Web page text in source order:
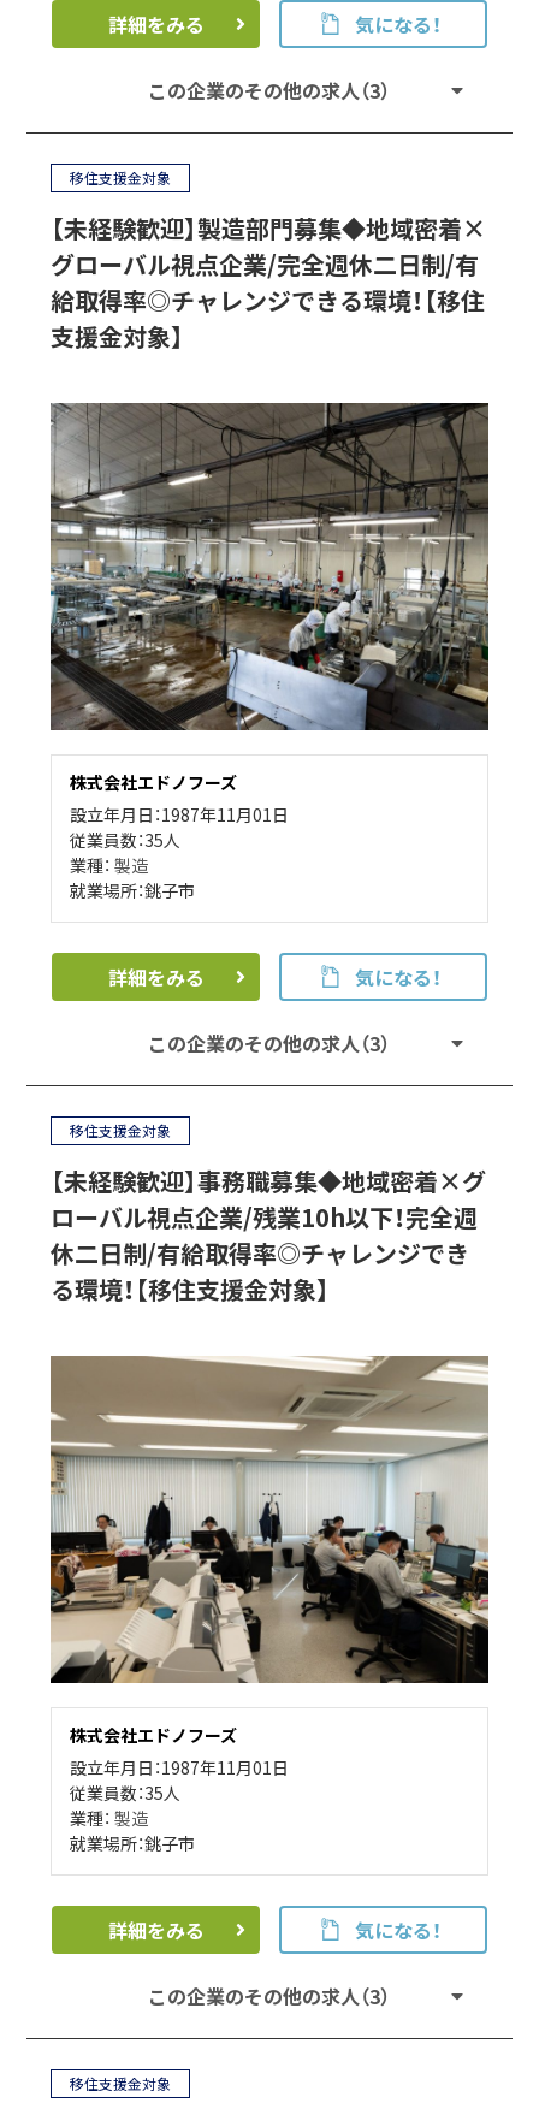
詳細をみる 気になる！
この企業のその他の求人（3）
移住支援金対象
【未経験歓迎】製造部門募集◆地域密着×
グローバル視点企業/完全週休二日制/有
給取得率◎チャレンジできる環境！【移住
支援金対象】
株式会社エドノフーズ
設立年月日：1987年11月01日
従業員数：35人
業種：製造
就業場所：銚子市
詳細をみる 気になる！
この企業のその他の求人（3）
移住支援金対象
【未経験歓迎】事務職募集◆地域密着×グ
ローバル視点企業/残業10h以下！完全週
休二日制/有給取得率◎チャレンジでき
る環境！【移住支援金対象】
株式会社エドノフーズ
設立年月日：1987年11月01日
従業員数：35人
業種：製造
就業場所：銚子市
詳細をみる 気になる！
この企業のその他の求人（3）
移住支援金対象